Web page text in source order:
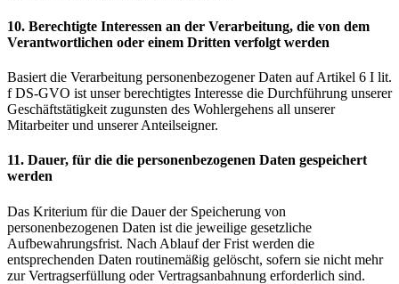
10. Berechtigte Interessen an der Verarbeitung, die von dem
Verantwortlichen oder einem Dritten verfolgt werden
Basiert die Verarbeitung personenbezogener Daten auf Artikel 6 I lit.
f DS-GVO ist unser berechtigtes Interesse die Durchführung unserer
Geschäftstätigkeit zugunsten des Wohlergehens all unserer
Mitarbeiter und unserer Anteilseigner.
11. Dauer, für die die personenbezogenen Daten gespeichert
werden
Das Kriterium für die Dauer der Speicherung von
personenbezogenen Daten ist die jeweilige gesetzliche
Aufbewahrungsfrist. Nach Ablauf der Frist werden die
entsprechenden Daten routinemäßig gelöscht, sofern sie nicht mehr
zur Vertragserfüllung oder Vertragsanbahnung erforderlich sind.